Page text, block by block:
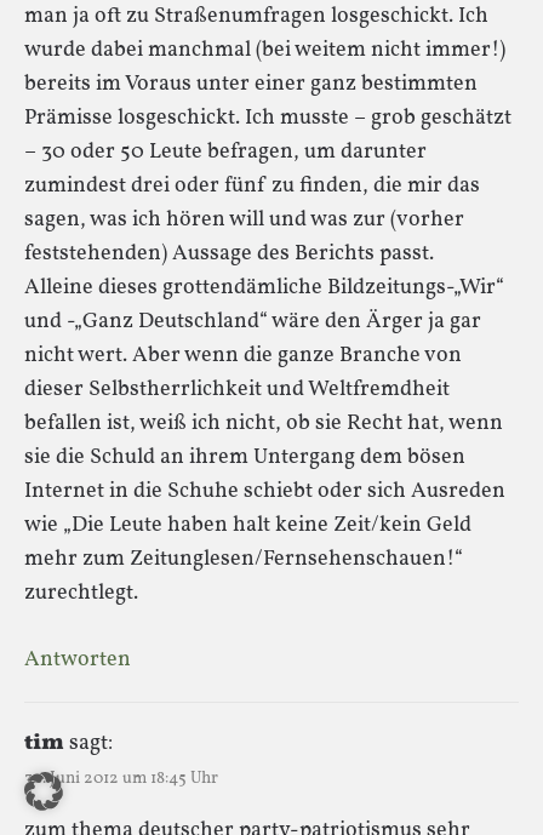
man ja oft zu Straßenumfragen losgeschickt. Ich
wurde dabei manchmal (bei weitem nicht immer!)
bereits im Voraus unter einer ganz bestimmten
Prämisse losgeschickt. Ich musste – grob geschätzt
– 30 oder 50 Leute befragen, um darunter
zumindest drei oder fünf zu finden, die mir das
sagen, was ich hören will und was zur (vorher
feststehenden) Aussage des Berichts passt.
Alleine dieses grottendämliche Bildzeitungs-„Wir“
und -„Ganz Deutschland“ wäre den Ärger ja gar
nicht wert. Aber wenn die ganze Branche von
dieser Selbstherrlichkeit und Weltfremdheit
befallen ist, weiß ich nicht, ob sie Recht hat, wenn
sie die Schuld an ihrem Untergang dem bösen
Internet in die Schuhe schiebt oder sich Ausreden
wie „Die Leute haben halt keine Zeit/kein Geld
mehr zum Zeitunglesen/Fernsehenschauen!“
zurechtlegt.
Antworten
timsagt:
30. Juni 2012 um 18:45 Uhr